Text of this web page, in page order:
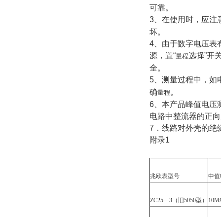
可靠。
3、在使用时，应注
坏。
4、由于数字电压表
源，置“量程选择”开
全。
5、测量过程中，如
确量程 。
6、本产品峰值电压
电路中整流器的正
7．线路对外壳的绝
附录1
兆欧表型号 中
ZC25—3（旧5050型）